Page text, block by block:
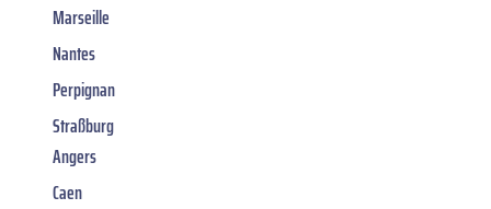
Marseille
Nantes
Perpignan
Straßburg
Angers
Caen